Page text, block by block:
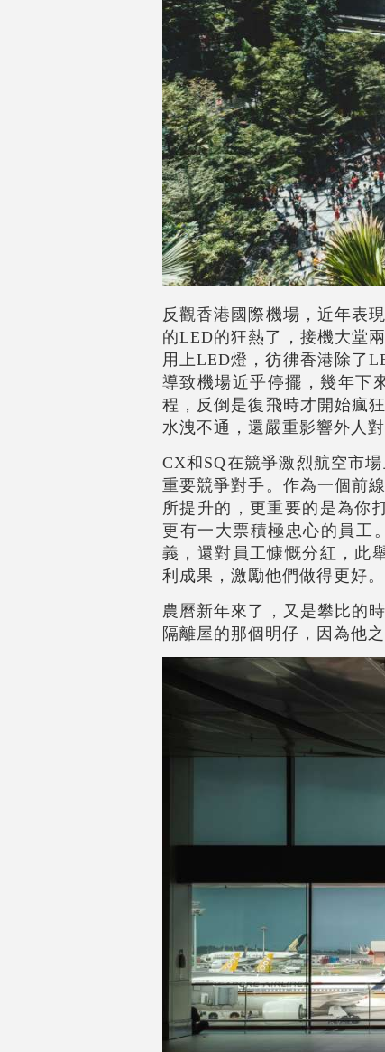
反觀香港國際機場，近年表
的LED的狂熱了，接機大堂
用上LED燈，彷彿香港除了
導致機場近乎停擺，幾年下
程，反倒是復飛時才開始瘋
水洩不通，還嚴重影響外人對
CX和SQ在競爭激烈航空市
重要競爭對手。作為一個前
所提升的，更重要的是為你
更有一大票積極忠心的員工
義，還對員工慷慨分紅，此
利成果，激勵他們做得更好。
農曆新年來了，又是攀比的
隔離屋的那個明仔，因為他